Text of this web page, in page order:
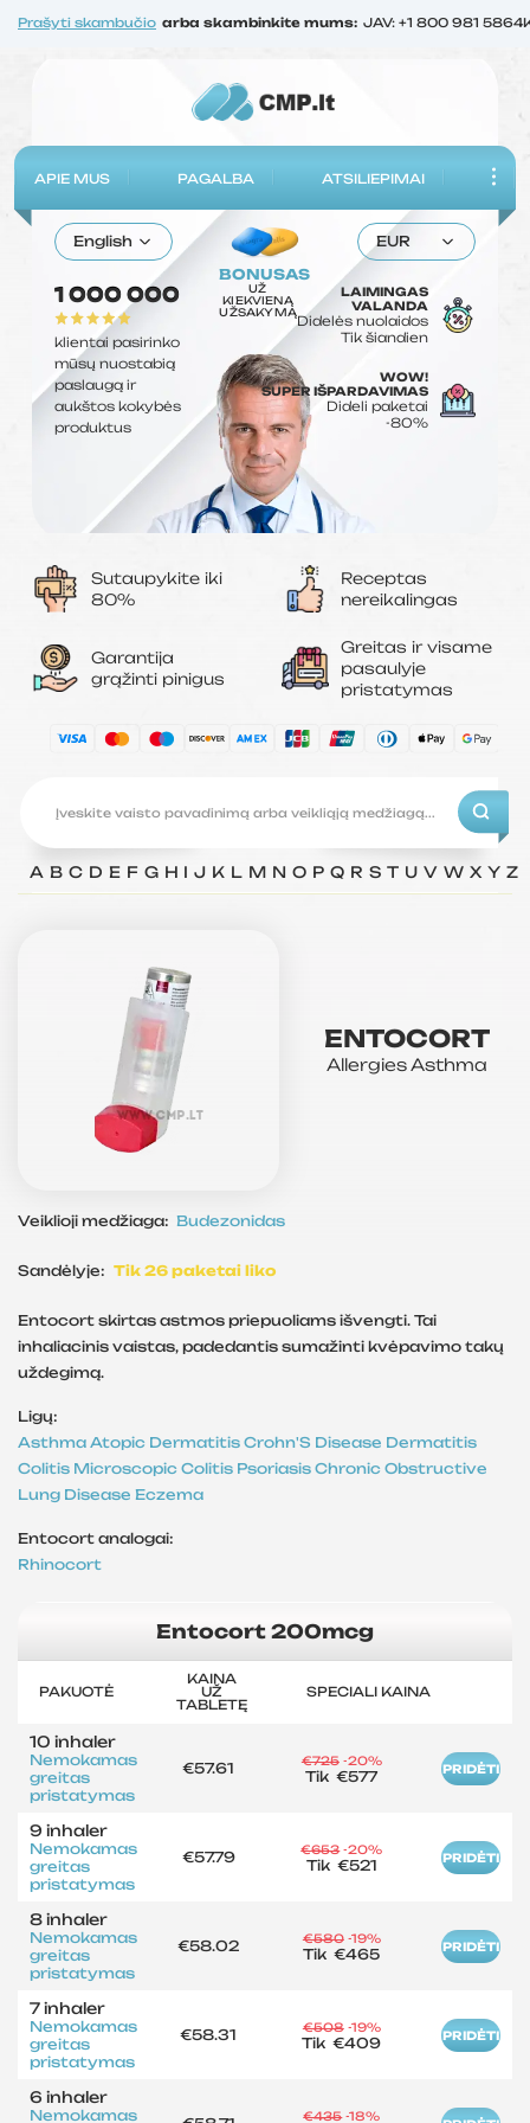
Prašyti skambučio arba skambinkite mums: JAV: +1 800 981 5864
APIE MUS PAGALBA ATSILIEPIMAI
BONUSAS
UŽ
KIEKVIENĄ
UŽSAKYMĄ
English EUR
1 000 000
klientai pasirinko
mūsų nuostabią
paslaugą ir
aukštos kokybės
produktus
LAIMINGAS
VALANDA
Didelės nuolaidos
Tik šiandien
WOW!
SUPER IŠPARDAVIMAS
Dideli paketai
-80%
Sutaupykite iki
80%
Receptas
nereikalingas
Garantija
grąžinti pinigus
Greitas ir visame
pasaulyje
pristatymas
A B C D E F G H I J K L M N O P Q R S T U V W X Y Z
ENTOCORT
AllergiesAsthma
Veiklioji medžiaga: Budezonidas
Sandėlyje: Tik 26 paketai liko
Entocort skirtas astmos priepuoliams išvengti. Tai
inhaliacinis vaistas, padedantis sumažinti kvėpavimo takų
uždegimą.
Ligų:
Asthma Atopic Dermatitis Crohn'S Disease Dermatitis
Colitis Microscopic Colitis Psoriasis Chronic Obstructive
Lung Disease Eczema
Entocort analogai:
Rhinocort
Entocort 200mcg
PAKUOTĖ
KAINA
UŽ
TABLETĘ
SPECIALI KAINA
10 inhaler
Nemokamas
greitas
pristatymas
€57.61 €725 -20%
Tik€577 PRIDĖTI
9 inhaler
Nemokamas
greitas
pristatymas
€57.79 €653 -20%
Tik €521 PRIDĖTI
8 inhaler
Nemokamas
greitas
pristatymas
€58.02 €580 -19%
Tik€465 PRIDĖTI
7 inhaler
Nemokamas
greitas
pristatymas
€58.31 €508 -19%
Tik€409 PRIDĖTI
6 inhaler
Nemokamas €435 -18%